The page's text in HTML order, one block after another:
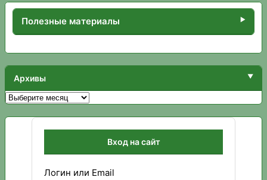
Полезные материалы
Архивы
Архивы
Вход на сайт
Логин или Email